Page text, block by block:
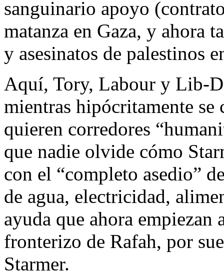
sanguinario apoyo
matanza en Gaza, y ahora
y asesinatos de palestinos
Aquí, Tory, Labour y Lib-
mientras hipócritamente se
quieren corredores
que nadie olvide cómo
con el “completo asedio”
de agua, electricidad,
ayuda que ahora empiezan
fronterizo de Rafah, por
Starmer.